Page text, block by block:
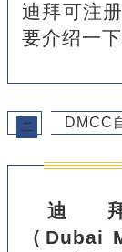
迪拜可注
要介绍一
二 DMCC
迪
（Dubai